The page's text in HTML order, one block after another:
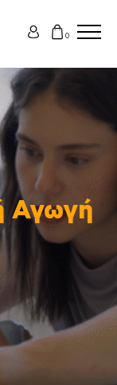
0
Αγωγή